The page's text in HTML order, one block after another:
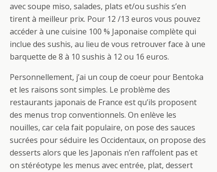
avec soupe miso, salades, plats et/ou sushis s’en
tirent à meilleur prix. Pour 12 /13 euros vous pouvez
accéder à une cuisine 100 % Japonaise complète qui
inclue des sushis, au lieu de vous retrouver face à une
barquette de 8 à 10 sushis à 12 ou 16 euros.
Personnellement, j’ai un coup de coeur pour Bentoka
et les raisons sont simples. Le problème des
restaurants japonais de France est qu’ils proposent
des menus trop conventionnels. On enlève les
nouilles, car cela fait populaire, on pose des sauces
sucrées pour séduire les Occidentaux, on propose des
desserts alors que les Japonais n’en raffolent pas et
on stéréotype les menus avec entrée, plat, dessert